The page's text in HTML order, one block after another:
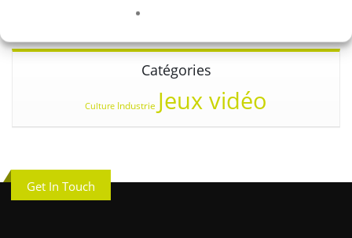
Catégories
Culture Industrie Jeux vidéo
Get In Touch